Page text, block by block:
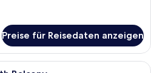
Preise für Reisedaten anzeigen
Ein modernes Hotelzimmer mit zwei